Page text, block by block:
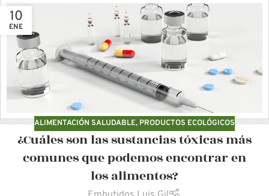
10
ENE
ALIMENTACIÓN SALUDABLE, PRODUCTOS ECOLÓGICOS
¿Cuáles son las sustancias tóxicas más
comunes que podemos encontrar en
los alimentos?